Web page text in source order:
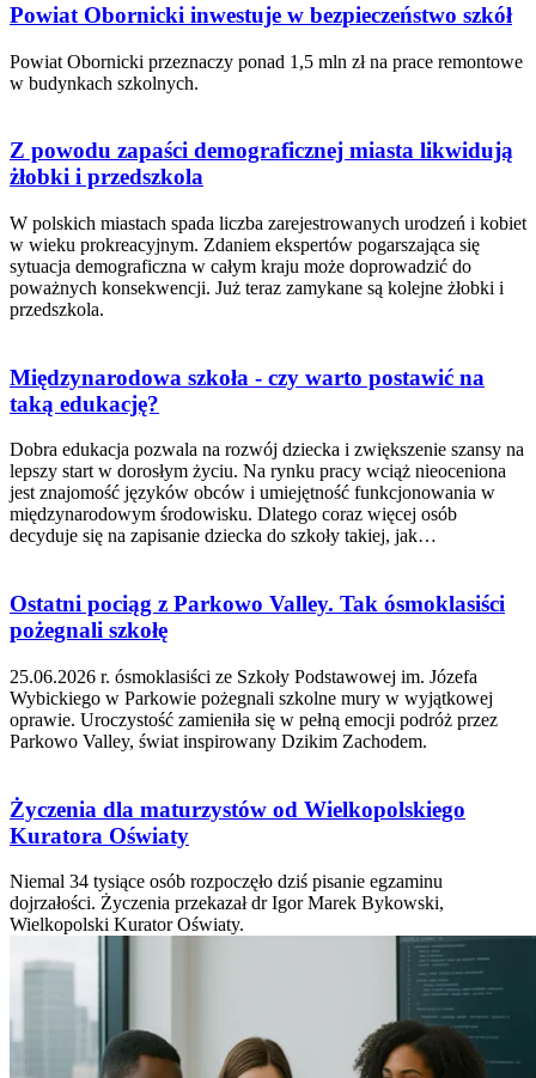
Powiat Obornicki inwestuje w bezpieczeństwo szkół
Powiat Obornicki przeznaczy ponad 1,5 mln zł na prace remontowe
w budynkach szkolnych.
Z powodu zapaści demograficznej miasta likwidują
żłobki i przedszkola
W polskich miastach spada liczba zarejestrowanych urodzeń i kobiet
w wieku prokreacyjnym. Zdaniem ekspertów pogarszająca się
sytuacja demograficzna w całym kraju może doprowadzić do
poważnych konsekwencji. Już teraz zamykane są kolejne żłobki i
przedszkola.
Międzynarodowa szkoła - czy warto postawić na
taką edukację?
Dobra edukacja pozwala na rozwój dziecka i zwiększenie szansy na
lepszy start w dorosłym życiu. Na rynku pracy wciąż nieoceniona
jest znajomość języków obców i umiejętność funkcjonowania w
międzynarodowym środowisku. Dlatego coraz więcej osób
decyduje się na zapisanie dziecka do szkoły takiej, jak…
Ostatni pociąg z Parkowo Valley. Tak ósmoklasiści
pożegnali szkołę
25.06.2026 r. ósmoklasiści ze Szkoły Podstawowej im. Józefa
Wybickiego w Parkowie pożegnali szkolne mury w wyjątkowej
oprawie. Uroczystość zamieniła się w pełną emocji podróż przez
Parkowo Valley, świat inspirowany Dzikim Zachodem.
Życzenia dla maturzystów od Wielkopolskiego
Kuratora Oświaty
Niemal 34 tysiące osób rozpoczęło dziś pisanie egzaminu
dojrzałości. Życzenia przekazał dr Igor Marek Bykowski,
Wielkopolski Kurator Oświaty.